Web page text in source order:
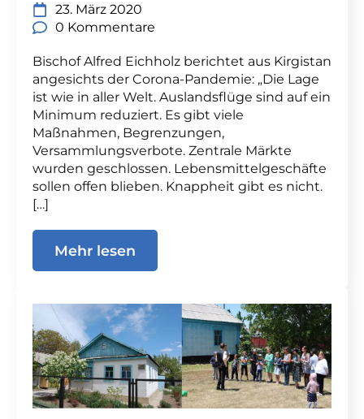
23. März 2020
0 Kommentare
Bischof Alfred Eichholz berichtet aus Kirgistan
angesichts der Corona-Pandemie: „Die Lage
ist wie in aller Welt. Auslandsflüge sind auf ein
Minimum reduziert. Es gibt viele
Maßnahmen, Begrenzungen,
Versammlungsverbote. Zentrale Märkte
wurden geschlossen. Lebensmittelgeschäfte
sollen offen blieben. Knappheit gibt es nicht.
[…]
Mehr lesen